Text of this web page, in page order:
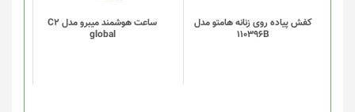
کفش پیاده روی زنانه هامتو مدل
110396B
گزینه
ها
ساعت هوشمند میبرو مدل C2
global
گزینه
ها